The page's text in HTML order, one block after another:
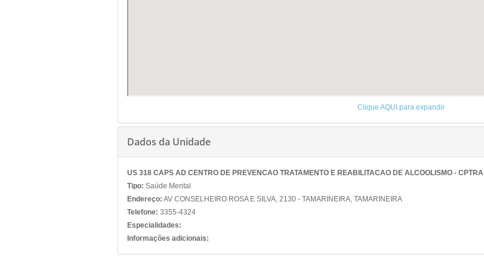
Clique AQUI para expandir
Dados da Unidade
US 318 CAPS AD CENTRO DE PREVENCAO TRATAMENTO E REABILITACAO DE ALCOOLISMO - CPTRA
Tipo: Saúde Mental
Endereço: AV CONSELHEIRO ROSA E SILVA, 2130 - TAMARINEIRA, TAMARINEIRA
Telefone: 3355-4324
Especialidades:
Informações adicionais: